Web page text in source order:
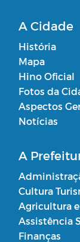
A Cidade
História
Mapa
Hino Oficial
Fotos da
Aspectos
Notícias
A
Cultura
Agricultura
Assistência
Finanças